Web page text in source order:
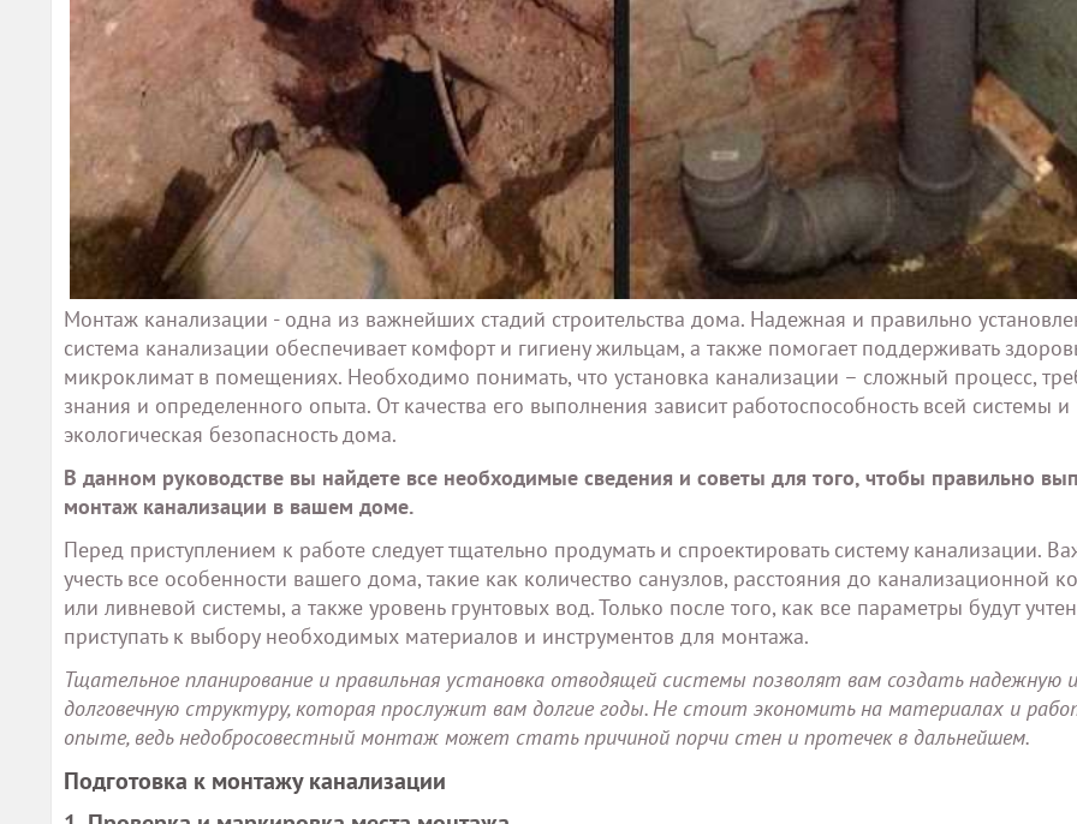
Монтаж канализации - одна из важнейших стадий строительства дома. Надежная и правильно
система канализации обеспечивает комфорт и гигиену жильцам, а также помогает поддерживать
микроклимат в помещениях. Необходимо понимать, что установка канализации – сложный процесс,
знания и определенного опыта. От качества его выполнения зависит работоспособность всей системы и
экологическая безопасность дома.
В данном руководстве вы найдете все необходимые сведения и советы для того, чтобы правильно
монтаж канализации в вашем доме.
Перед приступлением к работе следует тщательно продумать и спроектировать систему канализации.
учесть все особенности вашего дома, такие как количество санузлов, расстояния до канализационной
или ливневой системы, а также уровень грунтовых вод. Только после того, как все параметры будут
приступать к выбору необходимых материалов и инструментов для монтажа.
Тщательное планирование и правильная установка отводящей системы позволят вам создать надежную и
долговечную структуру, которая прослужит вам долгие годы. Не стоит экономить на материалах и
опыте, ведь недобросовестный монтаж может стать причиной порчи стен и протечек в дальнейшем.
Подготовка к монтажу канализации